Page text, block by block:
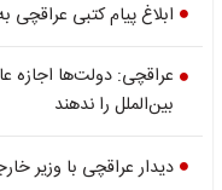
ابلاغ پیام کتبی عراقچی
عراقچی: دولت‌ها
بین‌الملل را ندهند
دیدار عراقچی با وزیر